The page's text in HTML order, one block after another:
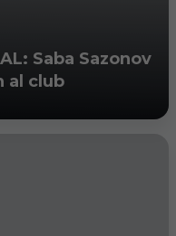
Saba Sazonov
al club